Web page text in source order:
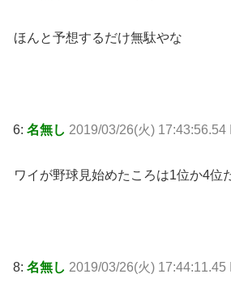
ほんと予想するだけ無駄やな
6: 名無し 2019/03/26(火) 17:43:56.54
ワイが野球見始めたころは1位か4位
8: 名無し 2019/03/26(火) 17:44:11.45